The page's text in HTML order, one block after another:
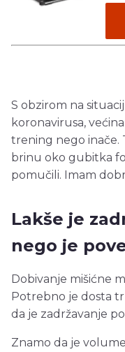
S obzirom na
koronavirusa,
trening nego inače.
brinu oko gubitka
pomučili. Imam
Lakše je
nego je
Dobivanje mišićne
Potrebno je dosta
da je zadržavanje
Znamo da je